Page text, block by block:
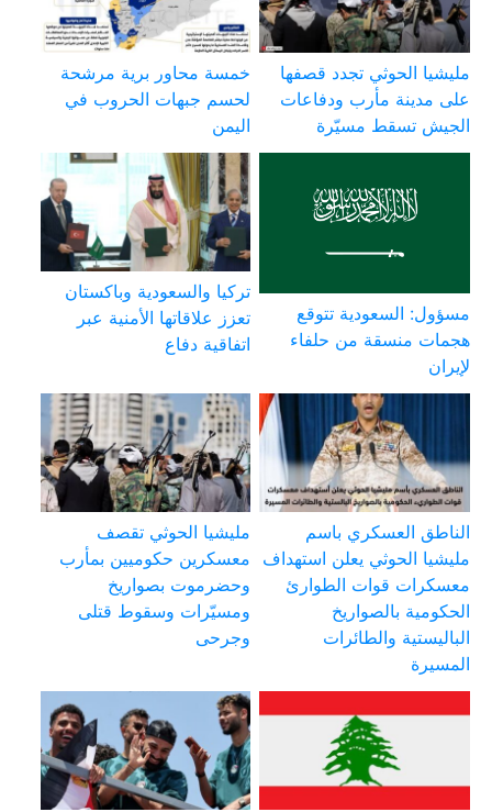
مليشيا الحوثي تجدد قصفها
على مدينة مأرب ودفاعات
الجيش تسقط مسيّرة
خمسة محاور برية مرشحة
لحسم جبهات الحروب في
اليمن
مسؤول: السعودية تتوقع
هجمات منسقة من حلفاء
لإيران
تركيا والسعودية وباكستان
تعزز علاقاتها الأمنية عبر
اتفاقية دفاع
الناطق العسكري باسم
مليشيا الحوثي يعلن استهداف
معسكرات قوات الطوارئ
الحكومية بالصواريخ
الباليستية والطائرات
المسيرة
مليشيا الحوثي تقصف
معسكرين حكوميين بمأرب
وحضرموت بصواريخ
ومسيّرات وسقوط قتلى
وجرحى